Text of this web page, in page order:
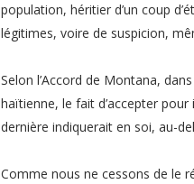
population, héritier d’un coup
légitimes, voire de suspicion,
Selon l’Accord de Montana,
haïtienne, le fait d’accepter
dernière indiquerait en soi, au-
Comme nous ne cessons de le